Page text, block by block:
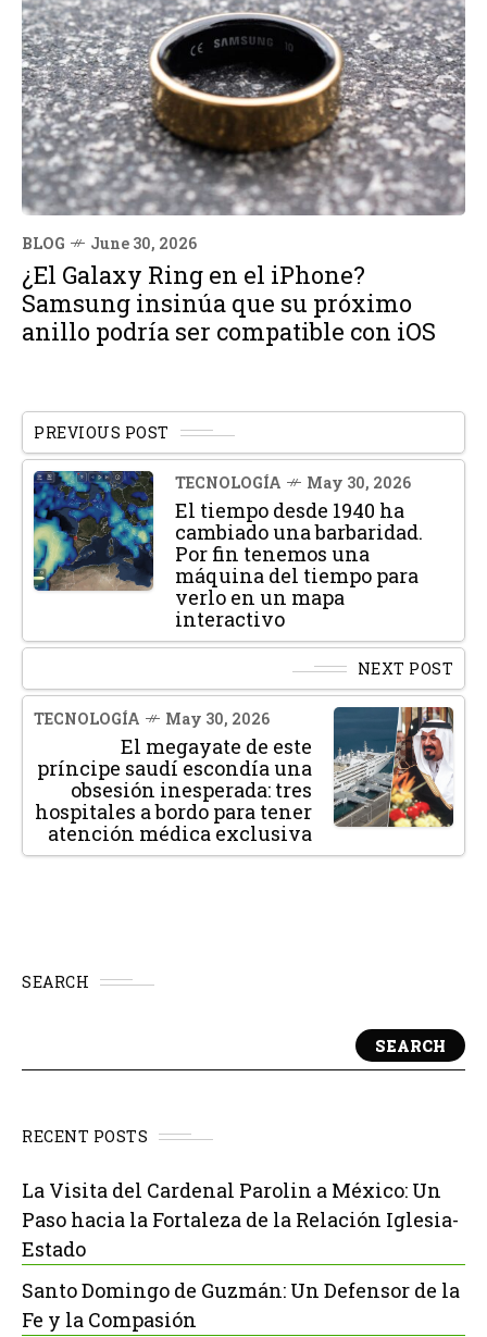
BLOG June 30, 2026
¿El Galaxy Ring en el iPhone?
Samsung insinúa que su próximo
anillo podría ser compatible con iOS
PREVIOUS POST
TECNOLOGÍA May 30, 2026
El tiempo desde 1940 ha
cambiado una barbaridad.
Por fin tenemos una
máquina del tiempo para
verlo en un mapa
interactivo
NEXT POST
TECNOLOGÍA May 30, 2026
El megayate de este
príncipe saudí escondía una
obsesión inesperada: tres
hospitales a bordo para tener
atención médica exclusiva
SEARCH
SEARCH
RECENT POSTS
La Visita del Cardenal Parolin a México: Un
Paso hacia la Fortaleza de la Relación Iglesia-
Estado
Santo Domingo de Guzmán: Un Defensor de la
Fe y la Compasión